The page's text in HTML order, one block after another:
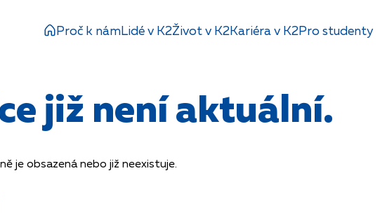
Proč k námLidé v K2Život v K2Kariéra v K2Pro studenty
již není aktuální.
je obsazená nebo již neexistuje.